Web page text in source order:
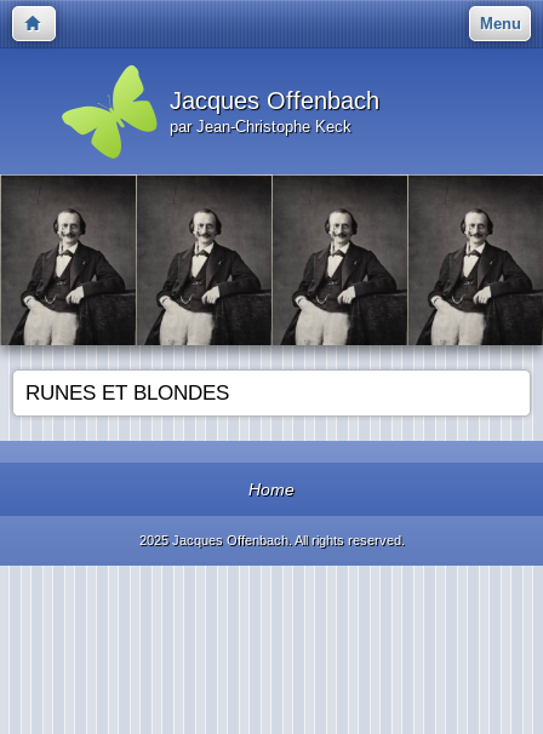
Menu
Jacques Offenbach
par Jean-Christophe Keck
RUNES ET BLONDES
Home
2025 Jacques Offenbach. All rights reserved.